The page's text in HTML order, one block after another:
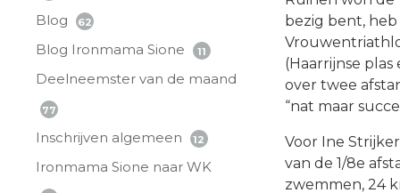
Blog 62
Blog Ironmama Sione 11
Deelneemster van de maand
77
Inschrijven algemeen 12
Ironmama Sione naar WK
bezig bent, heb
(Haarrijnse
over twee
“nat maar
Voor Ine
van de 1/8e
zwemmen, 24